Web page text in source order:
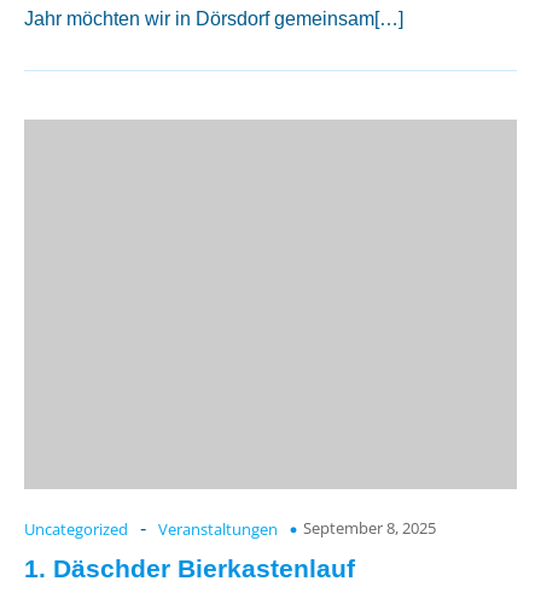
Jahr möchten wir in Dörsdorf gemeinsam[…]
Uncategorized - Veranstaltungen September 8, 2025
1. Däschder Bierkastenlauf